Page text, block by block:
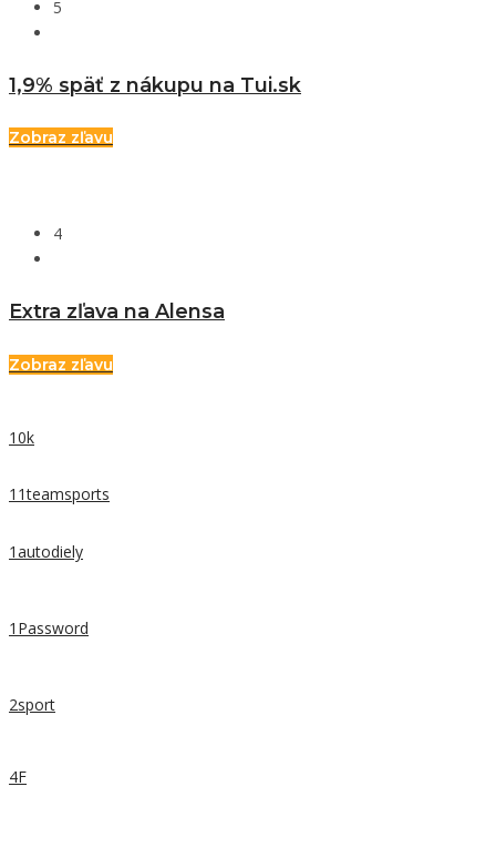
5
1,9% späť z nákupu na Tui.sk
Zobraz zľavu
4
Extra zľava na Alensa
Zobraz zľavu
10k
11teamsports
1autodiely
1Password
2sport
4F